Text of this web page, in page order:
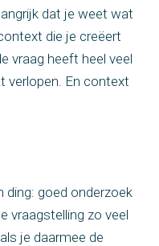
dat je weet wat
die je creëert
vraag heeft heel veel
verlopen. En context
ding: goed onderzoek
vraagstelling zo veel
je daarmee de